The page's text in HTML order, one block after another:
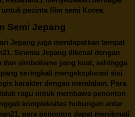
pecinta film semi Korea.
Semi Jepang
Jepang juga mendapatkan tempat
Sinema Jepang dikenal dengan
dan simbolisme yang kuat, sehingga
seringkali mengeksplorasi sisi
karakter dengan mendalam. Para
ragu untuk membawa penonton
kompleksitas hubungan antar
, para penonton dapat menikmati